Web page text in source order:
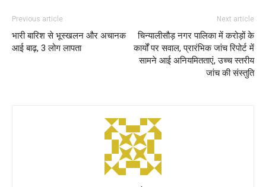
Previous article
भारी बारिश से भूस्खलन और अचानक
आई बाढ़, 3 लोग लापता
Next article
चिन्यालीसौड़ नगर पालिका में करोड़ों के
कार्यों पर सवाल, प्रारंभिक जांच रिपोर्ट में
सामने आई अनियमितताएं, उच्च स्तरीय
जांच की संस्तुति